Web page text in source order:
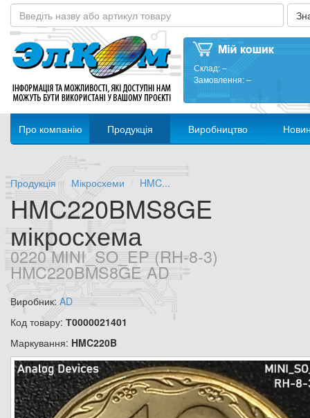
Склад:–
Замовлення:–
Про компанію Продукція Виробництво
Продукція Мікросхеми HMC...
HMC220BMS8GE
мікросхема
0220 MINI_SO_EP (RH-8-3)
HMC220BMS8GE AD
Виробник: AD
Код товару: Т0000021401
Маркування: HMC220B